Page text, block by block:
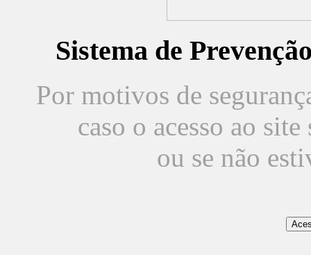
Sistema de
Por motivos de
caso o acesso ao
ou se não